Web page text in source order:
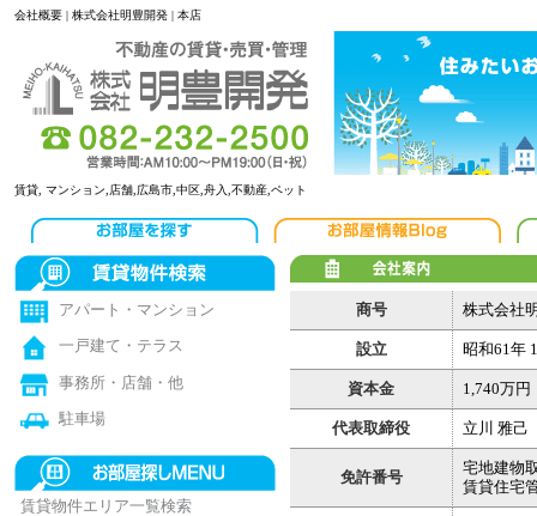
会社概要 | 株式会社明豊開発 | 本店
賃貸, マンション,店舗,広島市,中区,舟入,不動産,ペット
アパート・マンション
一戸建て・テラス
事務所・店舗・他
駐車場
賃貸物件エリア一覧検索
商号 株式会社
設立 昭和61年
資本金 1,740万円
代表取締役 立川 雅己
免許番号
宅地建物
賃貸住宅